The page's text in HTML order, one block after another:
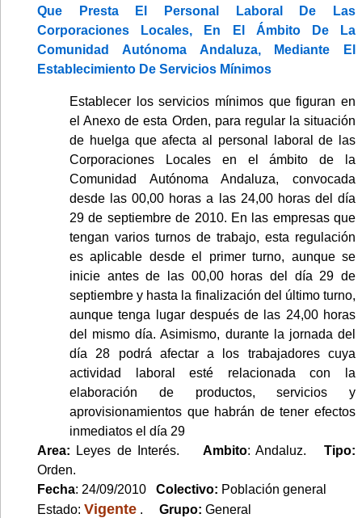
Que Presta El Personal Laboral De Las
Corporaciones Locales, En El Ámbito De La
Comunidad Autónoma Andaluza, Mediante El
Establecimiento De Servicios Mínimos
Establecer los servicios mínimos que figuran en
el Anexo de esta Orden, para regular la situación
de huelga que afecta al personal laboral de las
Corporaciones Locales en el ámbito de la
Comunidad Autónoma Andaluza, convocada
desde las 00,00 horas a las 24,00 horas del día
29 de septiembre de 2010. En las empresas que
tengan varios turnos de trabajo, esta regulación
es aplicable desde el primer turno, aunque se
inicie antes de las 00,00 horas del día 29 de
septiembre y hasta la finalización del último turno,
aunque tenga lugar después de las 24,00 horas
del mismo día. Asimismo, durante la jornada del
día 28 podrá afectar a los trabajadores cuya
actividad laboral esté relacionada con la
elaboración de productos, servicios y
aprovisionamientos que habrán de tener efectos
inmediatos el día 29
Area: Leyes de Interés. Ambito: Andaluz.Tipo:
Orden.
Fecha: 24/09/2010 Colectivo: Población general
Estado: Vigente . Grupo: General